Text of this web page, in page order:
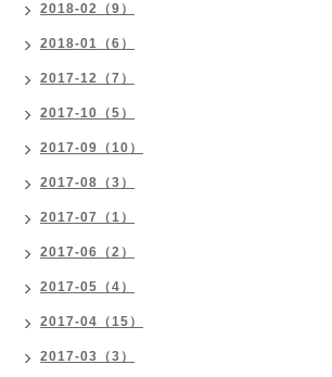
2018-02（9）
2018-01（6）
2017-12（7）
2017-10（5）
2017-09（10）
2017-08（3）
2017-07（1）
2017-06（2）
2017-05（4）
2017-04（15）
2017-03（3）